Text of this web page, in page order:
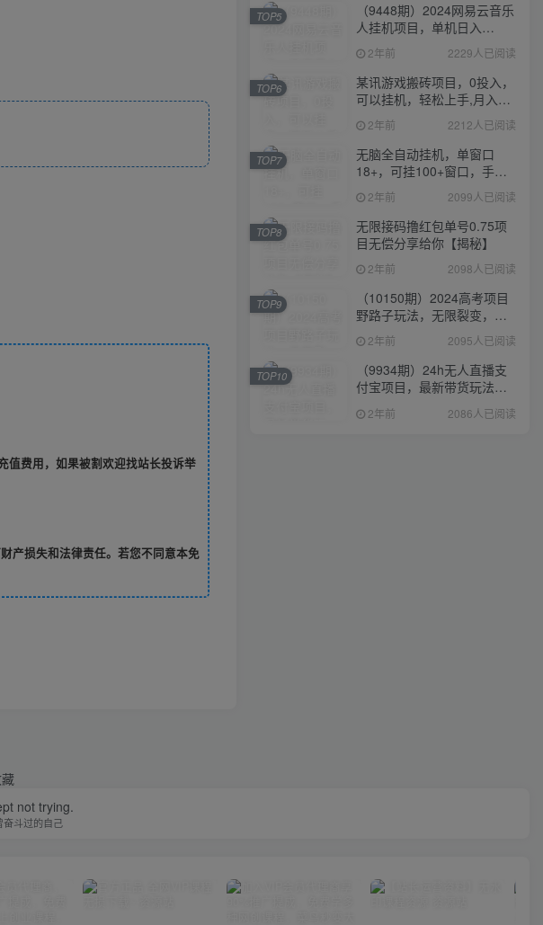
值费用，如果被割欢迎找站长投诉举
产损失和法律责任。若您不同意本免
not trying.
奋斗过的自己
（9448期）2024网易云音乐
人挂机项目，单机日入
150+，无脑月入5000+
2年前 2229人已阅读
TOP5
某讯游戏搬砖项目，0投入，
可以挂机，轻松上手,月入
3000+上不封顶
2年前 2212人已阅读
TOP6
无脑全自动挂机，单窗口
18+，可挂100+窗口，手机
电脑均可操作
2年前 2099人已阅读
TOP7
无限接码撸红包单号0.75项
目无偿分享给你【揭秘】
2年前 2098人已阅读
TOP8
（10150期）2024高考项目
野路子玩法，无限裂变，最
高一天1W＋！
2年前 2095人已阅读
TOP9
（9934期）24h无人直播支
付宝项目，最新带货玩法，
纯躺赚实测日入500+
2年前 2086人已阅读
TOP10